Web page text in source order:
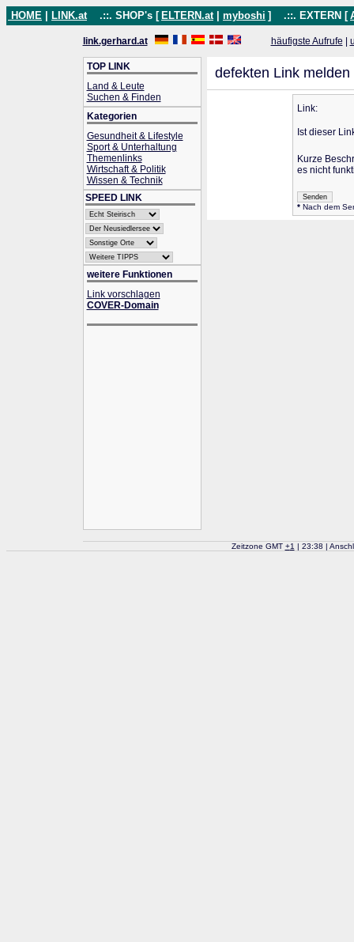
HOME LINK.at .::. SHOP's [ ELTERN.at myboshi ] .::. EXTERN [
link.gerhard.at häufigste Aufrufe
TOP LINK
Land & Leute
Suchen & Finden
Kategorien
Gesundheit & Lifestyle
Sport & Unterhaltung
Themenlinks
Wirtschaft & Politik
Wissen & Technik
SPEED LINK
weitere Funktionen
Link vorschlagen
COVER-Domain
defekten Link melden
Link:
Ist dieser
Kurze
es nicht
* Nach dem
Zeitzone GMT +1 | 23:38 |